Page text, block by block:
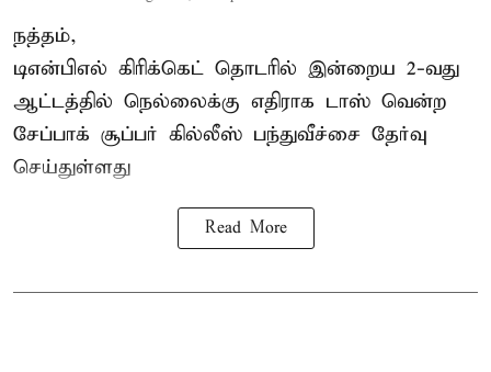
நத்தம்,
டிஎன்பிஎல் கிரிக்கெட் தொடரில் இன்றைய 2-வது
ஆட்டத்தில் நெல்லைக்கு எதிராக டாஸ் வென்ற
சேப்பாக் சூப்பர் கில்லீஸ் பந்துவீச்சை தேர்வு
செய்துள்ளது
Read More